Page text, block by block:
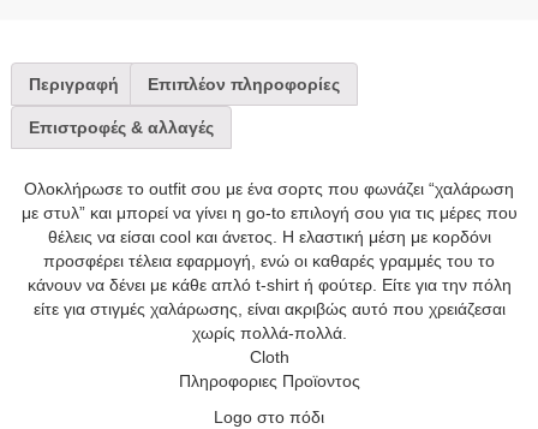
Περιγραφή Επιπλέον πληροφορίες
Επιστροφές & αλλαγές
Ολοκλήρωσε το outfit σου με ένα σορτς που φωνάζει “χαλάρωση
με στυλ” και μπορεί να γίνει η go-to επιλογή σου για τις μέρες που
θέλεις να είσαι cool και άνετος. Η ελαστική μέση με κορδόνι
προσφέρει τέλεια εφαρμογή, ενώ οι καθαρές γραμμές του το
κάνουν να δένει με κάθε απλό t-shirt ή φούτερ. Είτε για την πόλη
είτε για στιγμές χαλάρωσης, είναι ακριβώς αυτό που χρειάζεσαι
χωρίς πολλά-πολλά.
Cloth
Πληροφοριες Προϊοντος
Logo στο πόδι